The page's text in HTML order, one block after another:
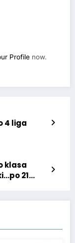
Profile now.
4 liga
klasa
21